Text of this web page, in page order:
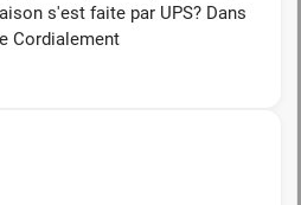
s'est faite par UPS? Dans
Cordialement